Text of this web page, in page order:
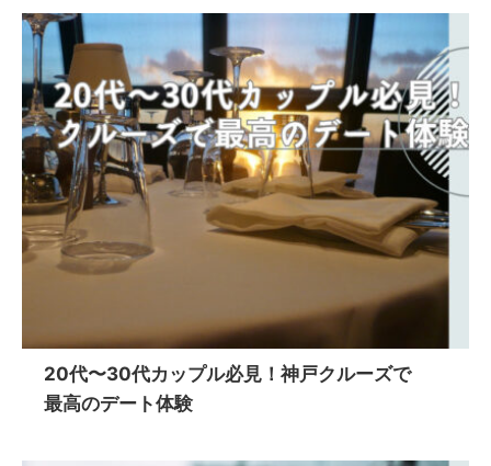
20代〜30代カップル必見！神戸クルーズで
最高のデート体験